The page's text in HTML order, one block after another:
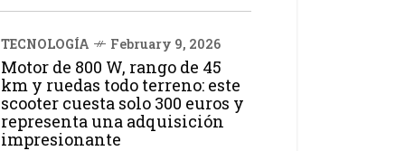
TECNOLOGÍA February 9, 2026
Motor de 800 W, rango de 45
km y ruedas todo terreno: este
scooter cuesta solo 300 euros y
representa una adquisición
impresionante